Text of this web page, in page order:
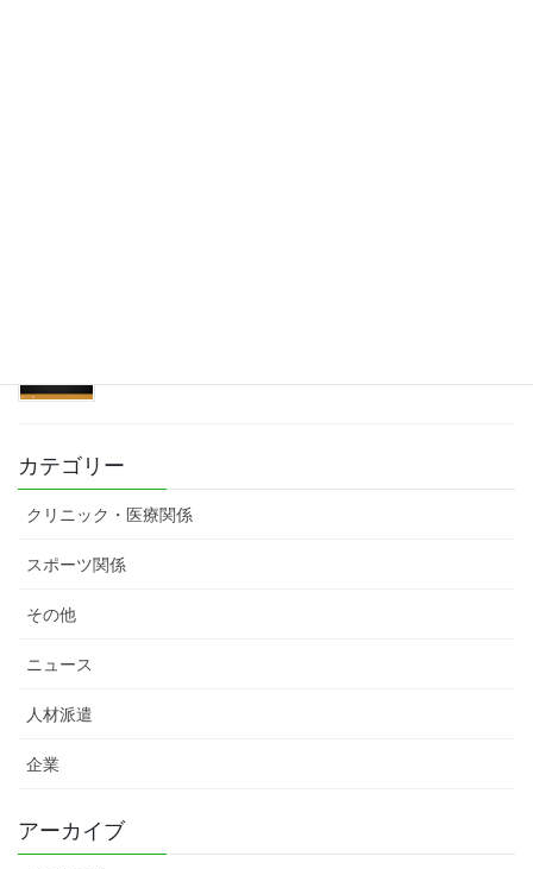
カテゴリー
クリニック・医療関係
スポーツ関係
その他
ニュース
人材派遣
企業
アーカイブ